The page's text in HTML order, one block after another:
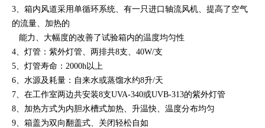
3、箱内风道采用单循环系统、有一只进口轴流风机、提高了空气
的流量、加热的
能力、大幅度的改善了试验箱内的温度均匀性
4、灯管：紫外灯管、两排共8支、40W/支
5、灯管寿命：2000h以上
6、水源及耗量：自来水或蒸馏水约8升/天
7、在工作室两边共安装8支UVA-340或UVB-313的紫外灯管
8、加热方式为内胆水槽式加热、升温快、温度分布均匀
9、箱盖为双向翻盖式、关闭轻松自如